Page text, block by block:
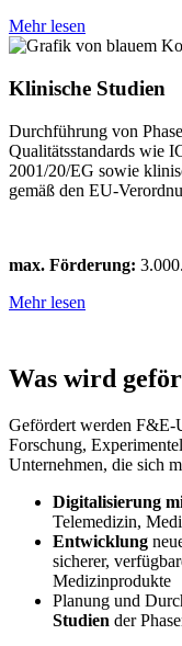
Mehr lesen
Klinische Studien
Durchführung von
Qualitätsstandards wie
2001/20/EG sowie
gemäß den EU-
max. Förderung:
Mehr lesen
Was wird
Gefördert werden F&E-
Forschung,
Unternehmen, die sich
Digitalisierung
Telemedizin,
Entwicklung
sicherer,
Medizinprodukte
Planung und
Studien der